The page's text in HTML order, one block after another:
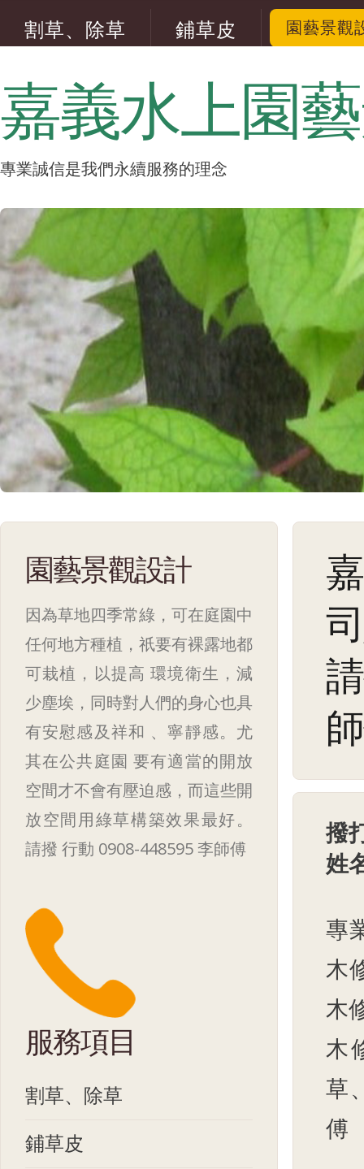
割草、除草 鋪草皮 園藝景觀
嘉義水上園
專業誠信是我們永續服務的理念
撥
姓
專
木
木
木
草
傅
園藝景觀設計
因為草地四季常綠，可在庭園中
任何地方種植，祇要有裸露地都
可栽植，以提高 環境衛生，減
少塵埃，同時對人們的身心也具
有安慰感及祥和 、寧靜感。尤
其在公共庭園 要有適當的開放
空間才不會有壓迫感，而這些開
放空間用綠草構築效果最好。
請撥 行動 0908-448595 李師傅
服務項目
割草、除草
鋪草皮